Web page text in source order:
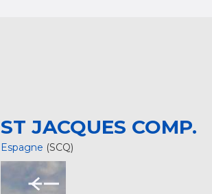
ST JACQUES COMP.
Espagne (SCQ)